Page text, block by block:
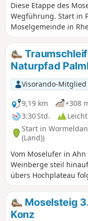
Diese Etappe des
Wegführung. Start in
Moselgemeinde in
luxemburgischen
„Helfanter Dom“ mit
führt durch Wälder
Aussichtspunkten mit
zur Rast. Zum
auf einem alten
Naturpfad
Visorando-Mitglied
9,19 km
+308
3:30 Std.
Leicht
Start in
(Land))
Vom Moselufer in
Weinberge steil
übers Hochplateau
Luxemburg
der Durchquerung
dass wir im Urwald
Moselsteig
Konz